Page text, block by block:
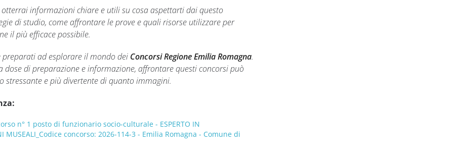
informazioni chiare e utili su cosa aspettarti dai questo
di studio, come affrontare le prove e quali risorse utilizzare per
il più efficace possibile.
ad esplorare il mondo dei Concorsi Regione Emilia Romagna.
dose di preparazione e informazione, affrontare questi concorsi può
stressante e più divertente di quanto immagini.
n° 1 posto di funzionario socio-culturale - ESPERTO IN
MUSEALI_Codice concorso: 2026-114-3 - Emilia Romagna - Comune di